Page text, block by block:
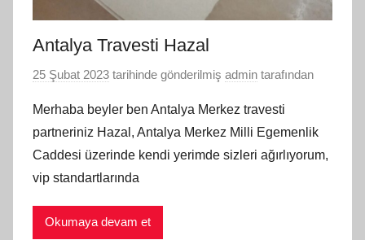
Antalya Travesti Hazal
25 Şubat 2023 tarihinde gönderilmiş admin tarafından
Merhaba beyler ben Antalya Merkez travesti
partneriniz Hazal, Antalya Merkez Milli Egemenlik
Caddesi üzerinde kendi yerimde sizleri ağırlıyorum,
vip standartlarında
Okumaya devam et